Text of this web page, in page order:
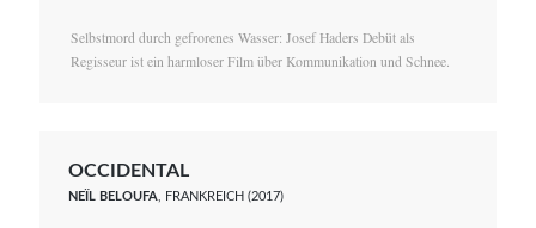
Selbstmord durch gefrorenes Wasser: Josef Haders Debüt als
Regisseur ist ein harmloser Film über Kommunikation und Schnee.
OCCIDENTAL
NEÏL BELOUFA , FRANKREICH (2017)